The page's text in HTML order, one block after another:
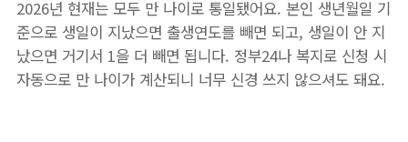
2026년 현재는 모두 만 나이로 통일됐어요. 본인 생년월일 기
준으로 생일이 지났으면 출생연도를 빼면 되고, 생일이 안 지
났으면 거기서 1을 더 빼면 됩니다. 정부24나 복지로 신청 시
자동으로 만 나이가 계산되니 너무 신경 쓰지 않으셔도 돼요.